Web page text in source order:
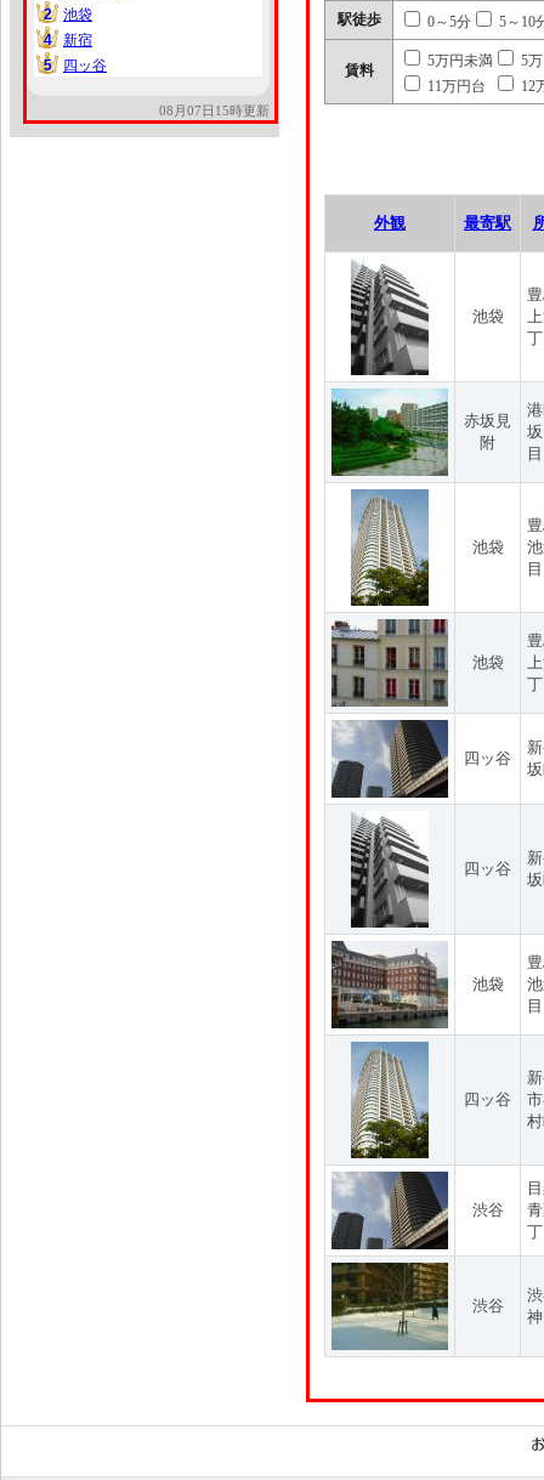
2
2
池袋
4
4
新宿
5
5 四ッ谷
08月07日15時更新
駅徒歩 0～5分 5～10
賃料
5万円未満
5
11万円台
12
外観 最寄駅
池袋
赤坂見
附
目
池袋
目
池袋
四ッ谷
四ッ谷
池袋
四ッ谷
渋谷
渋谷